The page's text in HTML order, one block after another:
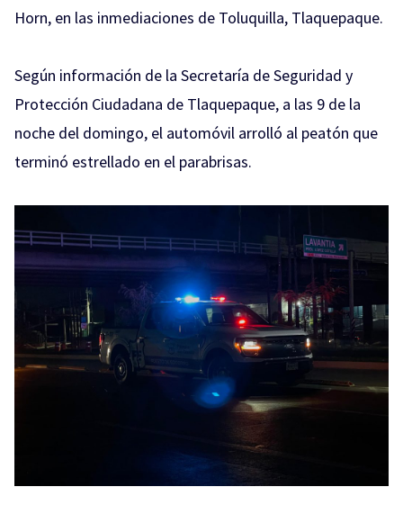
Horn, en las inmediaciones de Toluquilla, Tlaquepaque.
Según información de la Secretaría de Seguridad y
Protección Ciudadana de Tlaquepaque, a las 9 de la
noche del domingo, el automóvil arrolló al peatón que
terminó estrellado en el parabrisas.